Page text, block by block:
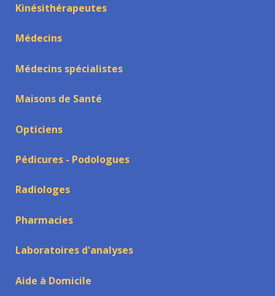
Kinésithérapeutes
Médecins
Médecins spécialistes
Maisons de Santé
Opticiens
Pédicures - Podologues
Radiologes
Pharmacies
Laboratoires d'analyses
Aide à Domicile